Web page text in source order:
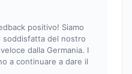
positivo! Siamo
soddisfatta del nostro
dalla Germania. I
a continuare a dare il